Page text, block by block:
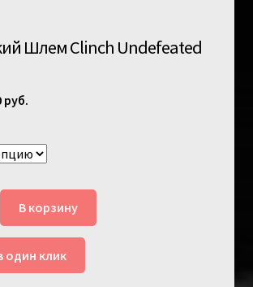
Шлем Clinch Undefeated
руб.
В корзину
один клик